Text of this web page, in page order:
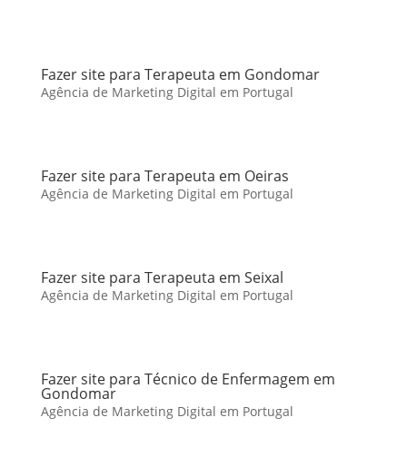
Fazer site para Terapeuta em Gondomar
Agência de Marketing Digital em Portugal
Fazer site para Terapeuta em Oeiras
Agência de Marketing Digital em Portugal
Fazer site para Terapeuta em Seixal
Agência de Marketing Digital em Portugal
Fazer site para Técnico de Enfermagem em
Gondomar
Agência de Marketing Digital em Portugal